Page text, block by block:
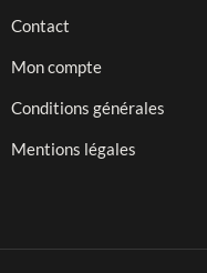
Contact
Mon compte
Conditions générales
Mentions légales